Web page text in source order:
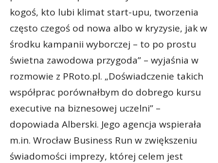
kogoś, kto lubi klimat start-upu, tworzenia
często czegoś od nowa albo w kryzysie, jak w
środku kampanii wyborczej – to po prostu
świetna zawodowa przygoda” – wyjaśnia w
rozmowie z PRoto.pl. „Doświadczenie takich
współprac porównałbym do dobrego kursu
executive na biznesowej uczelni” –
dopowiada Alberski. Jego agencja wspierała
m.in. Wrocław Business Run w zwiększeniu
świadomości imprezy, której celem jest